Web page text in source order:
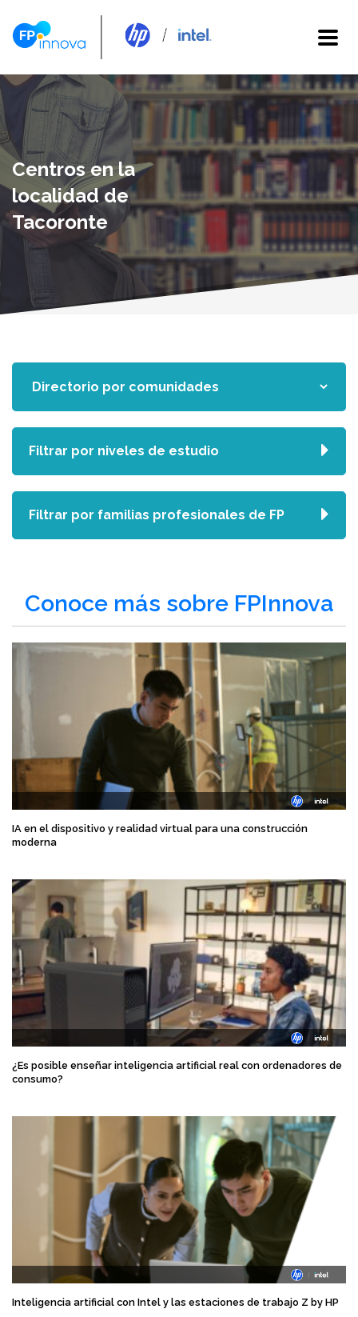
Centros en la
localidad de
Tacoronte
Conoce más sobre FPInnova
IA en el dispositivo y realidad virtual para una construcción
moderna
¿Es posible enseñar inteligencia artificial real con ordenadores de
consumo?
Inteligencia artificial con Intel y las estaciones de trabajo Z by HP
Filtrar por niveles de estudio
Filtrar por familias profesionales de FP